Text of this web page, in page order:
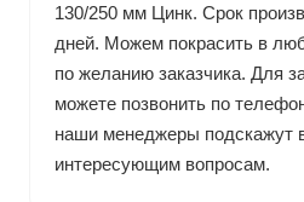
130/250 мм Цинк. Срок
дней. Можем покрасить в
по желанию заказчика. Для
можете позвонить по
наши менеджеры подскажут
интересующим вопросам.